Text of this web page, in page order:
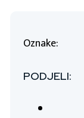
Oznake:
PODJELI: